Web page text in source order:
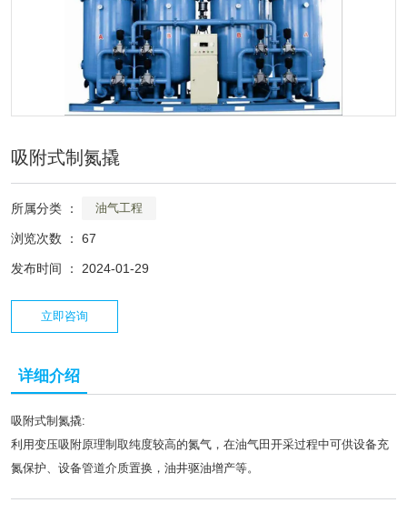
吸附式制氮撬
所属分类 ： 油气工程
浏览次数 ： 67
发布时间 ： 2024-01-29
立即咨询
详细介绍
吸附式制氮撬:
利用变压吸附原理制取纯度较高的氮气，在油气田开采过程中可供设备充
氮保护、设备管道介质置换，油井驱油增产等。